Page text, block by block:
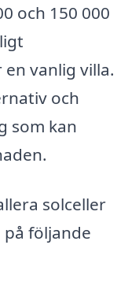
och 150 000
en vanlig villa.
och
som kan
solceller
följande